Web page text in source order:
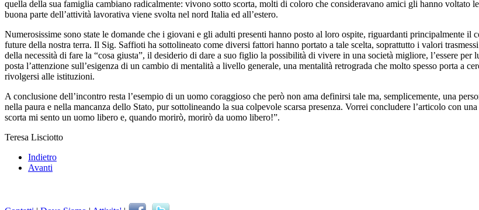
quella della sua famiglia cambiano radicalmente: vivono sotto scorta, molti di coloro che consideravano amici gli hanno voltato
buona parte dell’attività lavorativa viene svolta nel nord Italia ed all’estero.
Numerosissime sono state le domande che i giovani e gli adulti presenti hanno posto al loro ospite, riguardanti principalmente il
future della nostra terra. Il Sig. Saffioti ha sottolineato come diversi fattori hanno portato a tale scelta, soprattutto i valori
della necessità di fare la “cosa giusta”, il desiderio di dare a suo figlio la possibilità di vivere in una società migliore, l’essere
posta l’attenzione sull’esigenza di un cambio di mentalità a livello generale, una mentalità retrograda che molto spesso porta a
rivolgersi alle istituzioni.
A conclusione dell’incontro resta l’esempio di un uomo coraggioso che però non ama definirsi tale ma, semplicemente, una
nella paura e nella mancanza dello Stato, pur sottolineando la sua colpevole scarsa presenza. Vorrei concludere l’articolo con
scorta mi sento un uomo libero e, quando morirò, morirò da uomo libero!”.
Teresa Lisciotto
Indietro
Avanti